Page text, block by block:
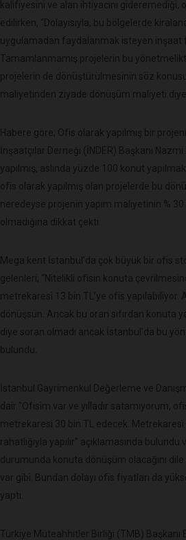
kalifiyesini ve alan ihtiyacını
edilirken, "Dolayısıyla, bu bölgelerde
uygulamadan faydalanmak isteyen inşaat
Tamamlanmamış projelerin bu
projelerin de dönüştürülmesinin söz
maliyetinden ziyade dönüşüm maliyeti diye
Habere göre; Ofis olarak yapılmış bir
İnşaatçılar Derneği (İNDER) Başkanı
yapılmış, aslında yüzde 100 konut
ofis olarak yapılmış olan projelerde bu
neredeyse projenin yapım maliyetinin %
olmadığına dikkat çekti.
Mega kent İstanbul’da çok büyük bir ofis
gelenleri; “Nitelikli ofisin konuta
metrekaresi 13 bin TL’ye ofis yapılabiliyor.
dönüşsün. Ancak bu oran sıfırdan konuta
diye soran olmadı ancak İstanbul’da bu
bulundu.
İstanbul Gayrimenkul Değerleme ve
dair "Ofisim var ve yılladır satamıyorum,
metrekaresi 30 bin TL edecek. Metrekaresi
rahatlığıyla yapılır" açıklamasında
durumunda konuta dönüşüm olacağını
var gibi. Bundan dolayı ofis fiyatları da
yaptı.
Türkiye Müteahhitler Birliği (TMB) Başkanı